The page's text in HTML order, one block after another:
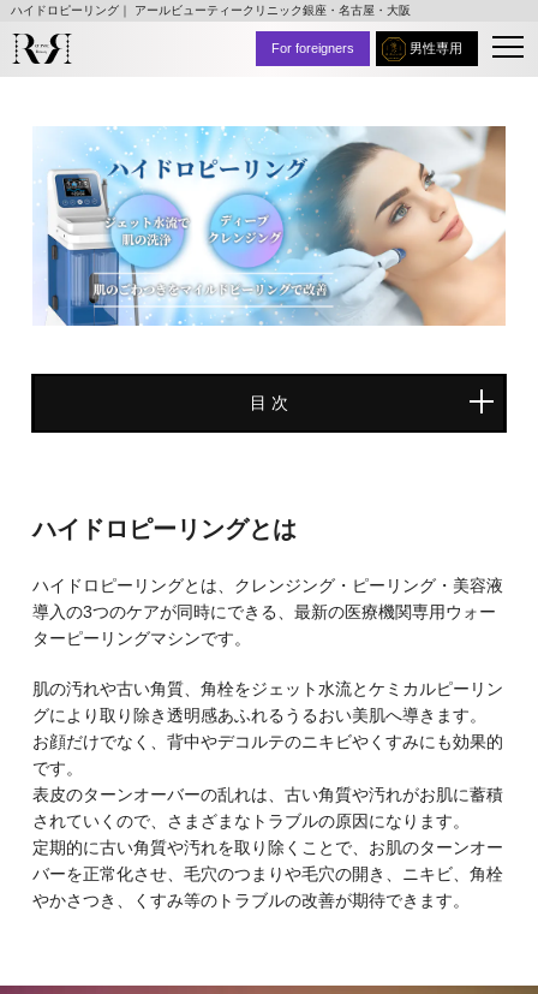
ハイドロピーリング｜ アールビューティークリニック銀座・名古屋・大阪
男性専用
For foreigners
⽬ 次
ハイドロピーリングとは
ハイドロピーリングとは、クレンジング・ピーリング・美容液
導入の3つのケアが同時にできる、最新の医療機関専用ウォー
ターピーリングマシンです。
肌の汚れや古い角質、角栓をジェット水流とケミカルピーリン
グにより取り除き透明感あふれるうるおい美肌へ導きます。
お顔だけでなく、背中やデコルテのニキビやくすみにも効果的
です。
表皮のターンオーバーの乱れは、古い角質や汚れがお肌に蓄積
されていくので、さまざまなトラブルの原因になります。
定期的に古い角質や汚れを取り除くことで、お肌のターンオー
バーを正常化させ、毛穴のつまりや毛穴の開き、ニキビ、角栓
やかさつき、くすみ等のトラブルの改善が期待できます。